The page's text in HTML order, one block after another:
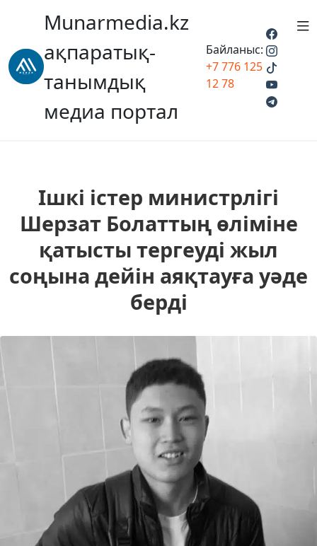
Munarmedia.kz
ақпаратық-
танымдық
медиа портал
Байланыс:
+7 776 125
12 78
Ішкі істер министрлігі
Шерзат Болаттың өліміне
қатысты тергеуді жыл
соңына дейін аяқтауға уәде
берді